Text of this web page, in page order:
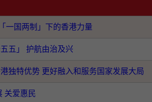
一国两制」下的香港力量
五」 护航由治及兴
独特优势 更好融入和服务国家发展大局
关爱惠民